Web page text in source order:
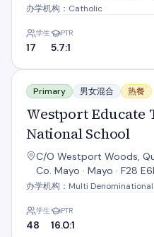
办学机构：Catholic
学生
17
PTR
5.7:1
Westport Educate
Primary 男女混合 热餐
Westport Educate
National School
C/O Westport Woods,
Co. Mayo · Mayo · F28
办学机构：Multi Denominational
学生
48
PTR
16.0:1